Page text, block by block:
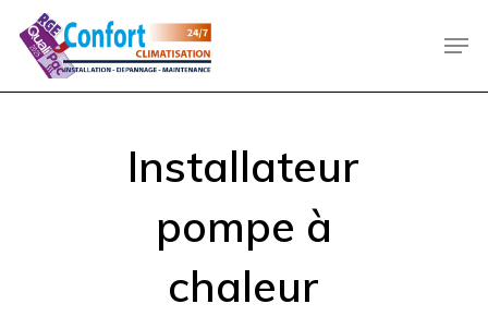
Skip
main
Installateur
pompe à
chaleur